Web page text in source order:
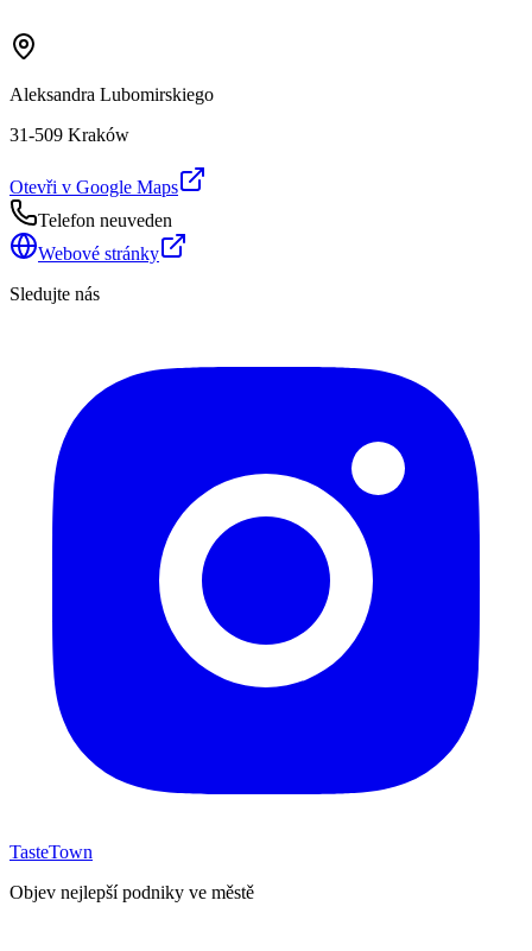
Aleksandra Lubomirskiego
31-509 Kraków
Otevři v Google Maps
Telefon neuveden
Webové stránky
Sledujte nás
TasteTown
Objev nejlepší podniky ve městě